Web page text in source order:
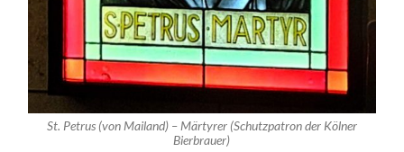
St. Petrus (von Mailand) – Märtyrer (Schutzpatron der Kölner
Bierbrauer)